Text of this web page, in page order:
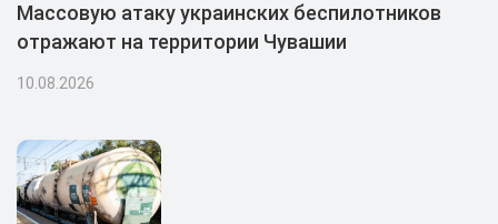
Массовую атаку украинских беспилотников
отражают на территории Чувашии
10.08.2026